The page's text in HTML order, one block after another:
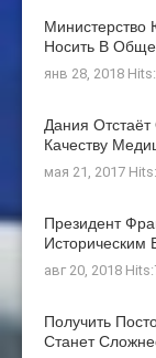
Министерство
Носить В
янв 28, 2018
Дания
Качеству
мая 21, 2017
Президент
Историческим
авг 20, 2018
Получить
Станет